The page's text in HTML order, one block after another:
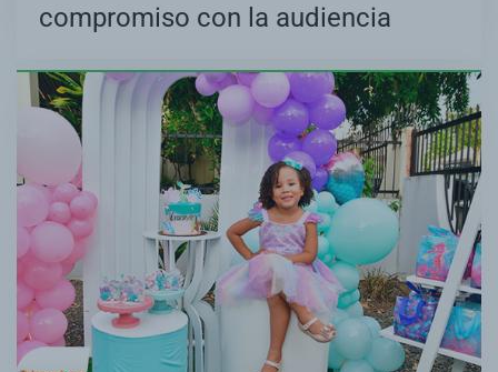
compromiso con la audiencia